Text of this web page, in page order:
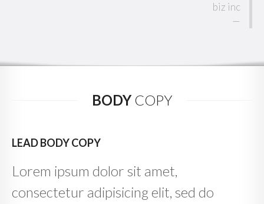
biz inc
BODYCOPY
LEAD BODY COPY
Lorem ipsum dolor sit amet,
consectetur adipisicing elit, sed do